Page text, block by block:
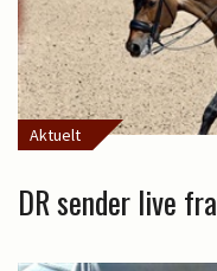
Aktuelt
DR sender live